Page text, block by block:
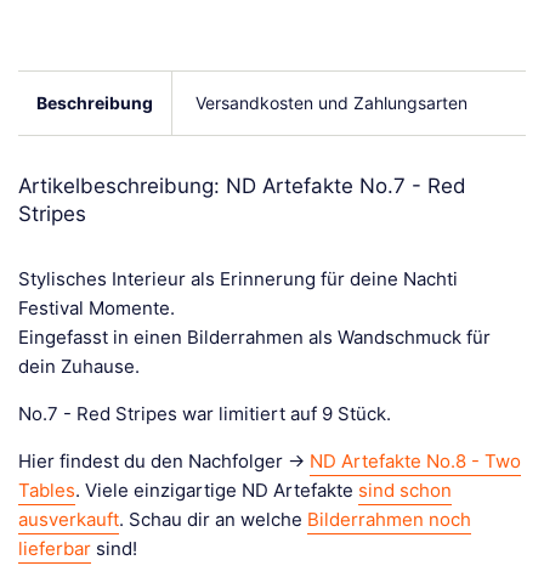
Beschreibung Versandkosten und Zahlungsarten
Artikelbeschreibung: ND Artefakte No.7 - Red
Stripes
Stylisches Interieur als Erinnerung für deine Nachti
Festival Momente.
Eingefasst in einen Bilderrahmen als Wandschmuck für
dein Zuhause.
No.7 - Red Stripes war limitiert auf 9 Stück.
Hier findest du den Nachfolger -> ND Artefakte No.8 - Two
Tables. Viele einzigartige ND Artefakte sind schon
ausverkauft. Schau dir an welche Bilderrahmen noch
lieferbar sind!